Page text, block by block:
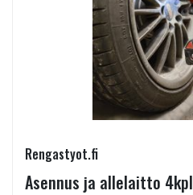
Rengastyot.fi
Asennus ja allelaitto 4kpl